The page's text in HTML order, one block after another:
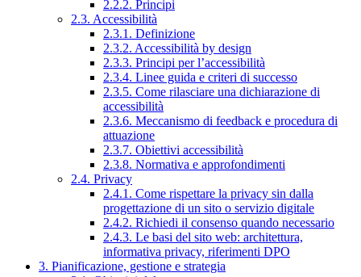
2.2.2. Principi
2.3. Accessibilità
2.3.1. Definizione
2.3.2. Accessibilità by design
2.3.3. Principi per l’accessibilità
2.3.4. Linee guida e criteri di successo
2.3.5. Come rilasciare una dichiarazione di
accessibilità
2.3.6. Meccanismo di feedback e procedura di
attuazione
2.3.7. Obiettivi accessibilità
2.3.8. Normativa e approfondimenti
2.4. Privacy
2.4.1. Come rispettare la privacy sin dalla
progettazione di un sito o servizio digitale
2.4.2. Richiedi il consenso quando necessario
2.4.3. Le basi del sito web: architettura,
informativa privacy, riferimenti DPO
3. Pianificazione, gestione e strategia